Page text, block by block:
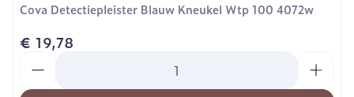
Cova Detectiepleister Blauw Kneukel Wtp 100 4072w
€ 19,78